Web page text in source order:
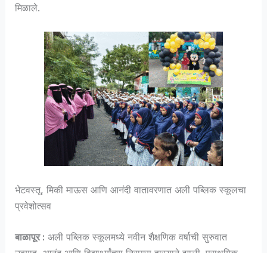
मिळाले.
भेटवस्तू, मिकी माऊस आणि आनंदी वातावरणात अली पब्लिक स्कूलचा
प्रवेशोत्सव
बाळापूर : अली पब्लिक स्कूलमध्ये नवीन शैक्षणिक वर्षाची सुरुवात